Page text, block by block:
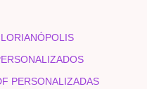
PERSONALIZADAS